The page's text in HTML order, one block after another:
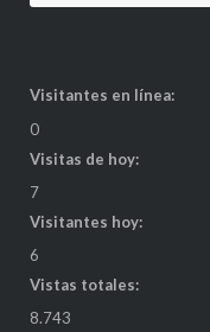
Visitantes en línea:
0
Visitas de hoy:
7
Visitantes hoy:
6
Vistas totales:
8.743